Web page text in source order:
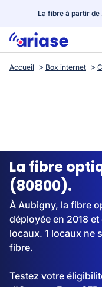
La fibre à partir
Box internet
Streaming
Accueil Box internet
La fibre
(80800).
À Aubigny, la fibre
déployée en 2018
locaux. 1 locaux ne
fibre.
Testez votre